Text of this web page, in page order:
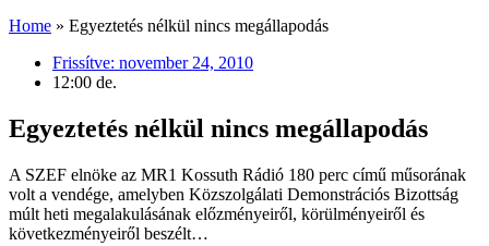
Home » Egyeztetés nélkül nincs megállapodás
Frissítve: november 24, 2010
12:00 de.
Egyeztetés nélkül nincs megállapodás
A SZEF elnöke az MR1 Kossuth Rádió 180 perc című műsorának
volt a vendége, amelyben Közszolgálati Demonstrációs Bizottság
múlt heti megalakulásának előzményeiről, körülményeiről és
következményeiről beszélt…